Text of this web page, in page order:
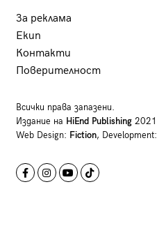
За реклама
Екип
Контакти
Поверителност
Всички права запазени.
Издание на HiEnd Publishing2021
Web Design: Fiction, Development: